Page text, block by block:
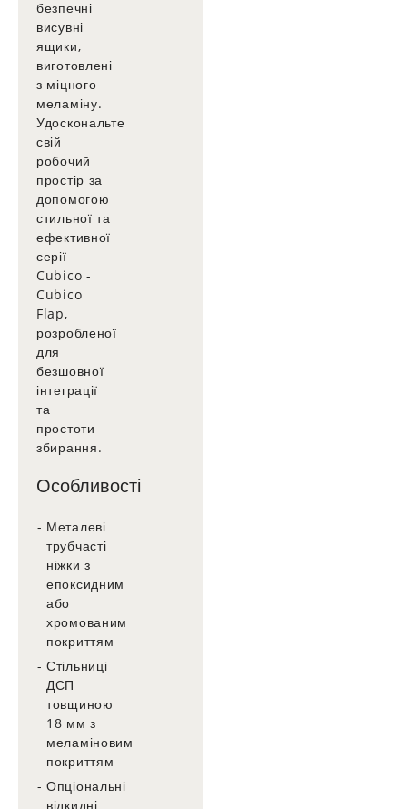
безпечні
висувні
ящики,
виготовлені
з міцного
меламіну.
Удоскональте
свій
робочий
простір за
допомогою
стильної та
ефективної
серії
Cubico -
Cubico
Flap,
розробленої
для
безшовної
інтеграції
та
простоти
збирання.
Особливості
Металеві
трубчасті
ніжки з
епоксидним
або
хромованим
покриттям
Стільниці
ДСП
товщиною
18 мм з
меламіновим
покриттям
Опціональні
відкидні